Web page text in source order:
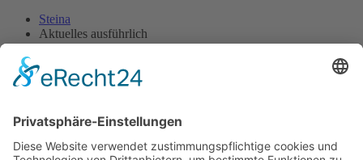
Steina
Aktuelles ausführlich
29. 04. 2024